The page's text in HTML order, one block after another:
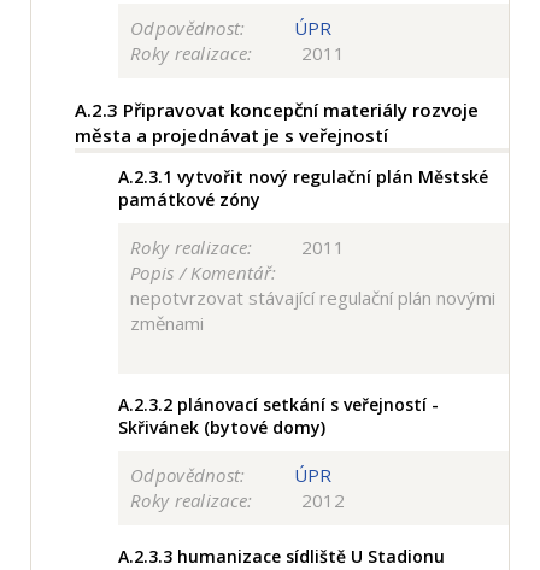
Odpovědnost:
ÚPR
Roky realizace:
2011
A.2.3 Připravovat koncepční materiály rozvoje
města a projednávat je s veřejností
A.2.3.1 vytvořit nový regulační plán Městské
památkové zóny
Roky realizace:
2011
Popis / Komentář:
nepotvrzovat stávající regulační plán novými
změnami
A.2.3.2 plánovací setkání s veřejností -
Skřivánek (bytové domy)
Odpovědnost:
ÚPR
Roky realizace:
2012
A.2.3.3 humanizace sídliště U Stadionu